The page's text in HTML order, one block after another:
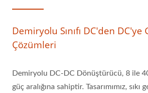
Demiryolu Sınıfı DC'den DC'ye
Çözümleri
Demiryolu DC-DC Dönüştürücü, 8 ile
güç aralığına sahiptir. Tasarımımız,